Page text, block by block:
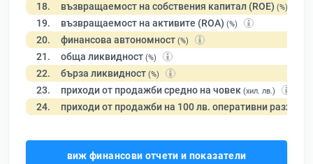
18. възвращаемост на собствения капитал (ROE) (%)
19. възвращаемост на активите (ROA) (%)
20. финансова автономност (%)
21. обща ликвидност (%)
22. бърза ликвидност (%)
23. приходи от продажби средно на човек (хил. лв.)
24. приходи от продажби на 100 лв. оперативни разходи
виж финансови отчети и показатели